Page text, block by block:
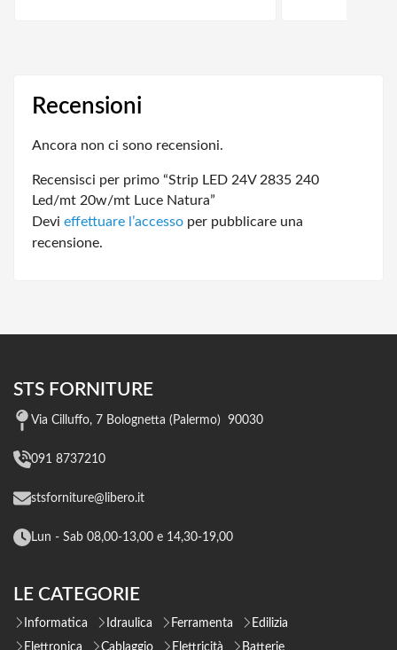
Recensioni
Ancora non ci sono recensioni.
Recensisci per primo “Strip LED 24V 2835 240
Led/mt 20w/mt Luce Natura”
Devi effettuare l’accesso per pubblicare una
recensione.
STS FORNITURE
Via Cilluffo, 7 Bolognetta (Palermo) 90030
091 8737210
stsforniture@libero.it
Lun - Sab 08,00-13,00 e 14,30-19,00
LE CATEGORIE
Informatica Idraulica Ferramenta
Edilizia
Elettronica
Cablaggio Elettricità Batterie